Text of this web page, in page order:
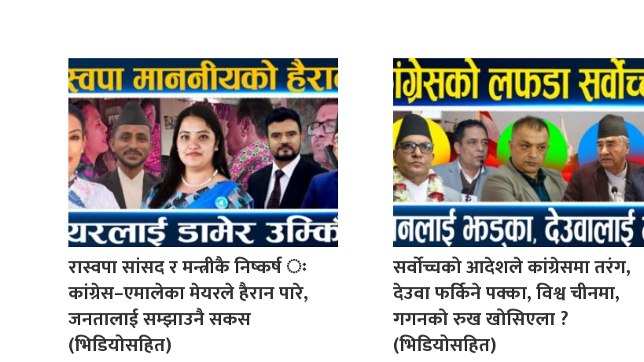
रास्वपा सांसद र मन्त्रीकै निष्कर्ष ः
कांग्रेस–एमालेका मेयरले हैरान पारे,
जनतालाई सम्झाउनै सकस
(भिडियोसहित)
सर्वोच्चको आदेशले कांग्रेसमा तरंग,
देउवा फर्किने पक्का, विश्व चीनमा,
गगनको रुख खोसिएला ?
(भिडियोसहित)